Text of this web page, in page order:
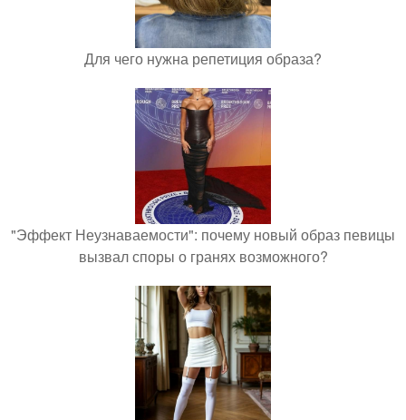
Для чего нужна репетиция образа?
"Эффект Неузнаваемости": почему новый образ певицы
вызвал споры о гранях возможного?